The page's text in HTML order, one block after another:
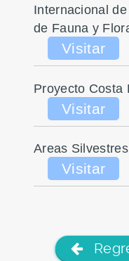
Internacional
de Fauna y
Visitar
Proyecto Costa
Visitar
Areas
Visitar